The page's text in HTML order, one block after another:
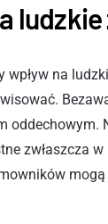
wpływ na
oddechowym.
zwłaszcza